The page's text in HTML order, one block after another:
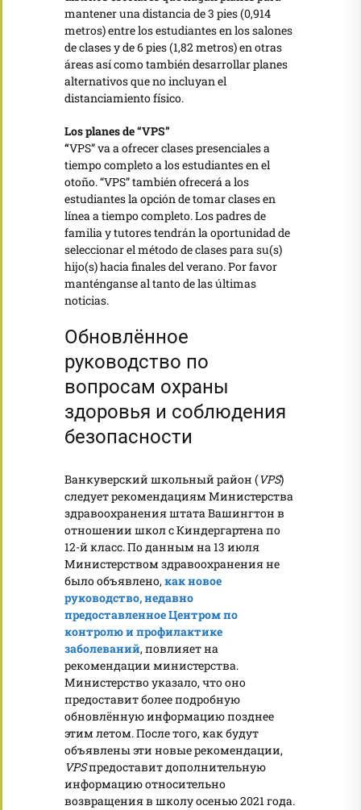
mantener una distancia de 3 pies (0,914
metros) entre los estudiantes en los salones
de clases y de 6 pies (1,82 metros) en otras
áreas así como también desarrollar planes
alternativos que no incluyan el
distanciamiento físico.
Los planes de “VPS”
“VPS” va a ofrecer clases presenciales a
tiempo completo a los estudiantes en el
otoño. “VPS” también ofrecerá a los
estudiantes la opción de tomar clases en
línea a tiempo completo. Los padres de
familia y tutores tendrán la oportunidad de
seleccionar el método de clases para su(s)
hijo(s) hacia finales del verano. Por favor
manténganse al tanto de las últimas
noticias.
Обновлённое
руководство по
вопросам охраны
здоровья и соблюдения
безопасности
Ванкуверский школьный район (VPS)
следует рекомендациям Министерства
здравоохранения штата Вашингтон в
отношении школ с Киндергартена по
12-й класс. По данным на 13 июля
Министерством здравоохранения не
было объявлено,как новое
руководство, недавно
предоставленное Центром по
контролю и профилактике
заболеваний, повлияет на
рекомендации министерства.
Министерство указало, что оно
предоставит более подробную
обновлённую информацию позднее
этим летом. После того, как будут
объявлены эти новые рекомендации,
VPSпредоставит дополнительную
информацию относительно
возвращения в школу осенью 2021 года.